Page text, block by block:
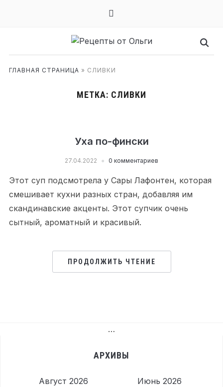
mail
ГЛАВНАЯ СТРАНИЦА » СЛИВКИ
МЕТКА: СЛИВКИ
Уха по-фински
27.04.2022 0 комментариев
Этот суп подсмотрела у Сары Лафонтен, которая
смешивает кухни разных стран, добавляя им
скандинавские акценты. Этот супчик очень
сытный, ароматный и красивый.
ПРОДОЛЖИТЬ ЧТЕНИЕ
…
АРХИВЫ
Август 2026
Июнь 2026